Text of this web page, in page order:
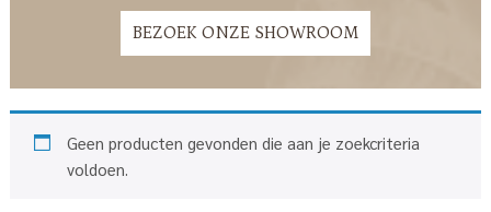
BEZOEK ONZE SHOWROOM
Geen producten gevonden die aan je zoekcriteria
voldoen.